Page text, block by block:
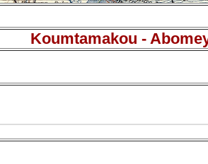
Koumtamakou -